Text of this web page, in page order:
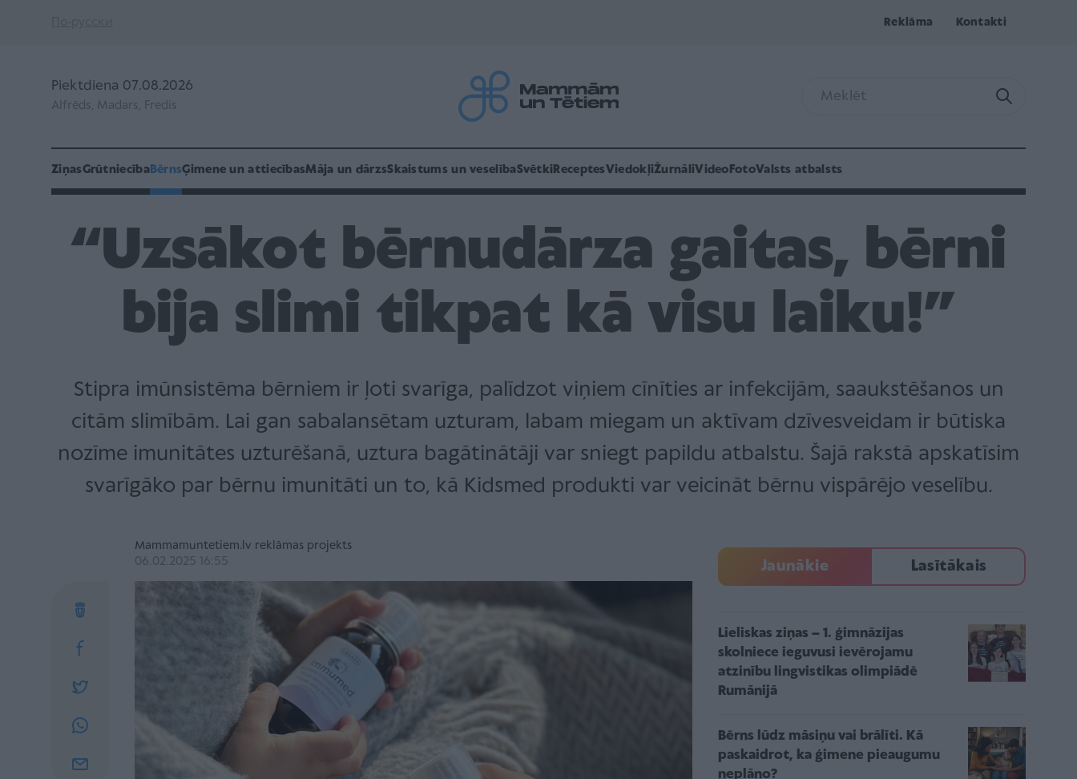
Reklāma Kontakti
Piektdiena 07.08.2026
Alfrēds, Madars, Fredis
ZiņasGrūtniecībaBērnsĢimene un attiecībasMāja un dārzsSkaistums un veselībaSvētki ReceptesViedokļiŽurnāliVideo FotoValsts atbalsts
“Uzsākot bērnudārza gaitas, bērni
bija slimi tikpat kā visu laiku!”
Stipra imūnsistēma bērniem ir ļoti svarīga, palīdzot viņiem cīnīties ar infekcijām, saaukstēšanos un
citām slimībām. Lai gan sabalansētam uzturam, labam miegam un aktīvam dzīvesveidam ir būtiska
nozīme imunitātes uzturēšanā, uztura bagātinātāji var sniegt papildu atbalstu. Šajā rakstā apskatīsim
svarīgāko par bērnu imunitāti un to, kā Kidsmed produkti var veicināt bērnu vispārējo veselību.
Mammamuntetiem.lv reklāmas projekts
06.02.2025 16:55
Jaunākie Lasītākais
Lieliskas ziņas – 1. ģimnāzijas
skolniece ieguvusi ievērojamu
atzinību lingvistikas olimpiādē
Rumānijā
Bērns lūdz māsiņu vai brālīti. Kā
paskaidrot, ka ģimene pieaugumu
neplāno?